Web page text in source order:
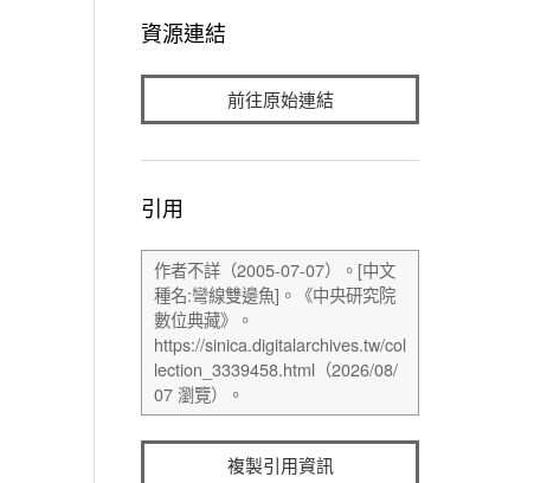
資源連結
前往原始連結
引用
複製引用資訊